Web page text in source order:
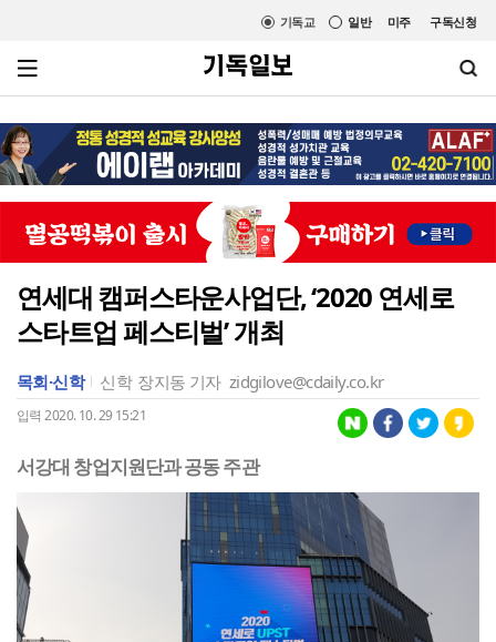
미주 구독신청
일반
기독교
연세대 캠퍼스타운사업단, ‘2020 연세로
스타트업 페스티벌’ 개최
목회·신학 신학 장지동 기자 zidgilove@cdaily.co.kr
입력 2020. 10. 29 15:21
서강대 창업지원단과 공동 주관